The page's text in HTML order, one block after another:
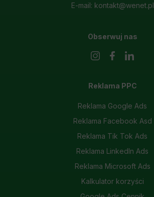
E-mail: kontakt@wenet.pl
Reklama PPC
Reklama Google Ads
Reklama Facebook Asd
Reklama Tik Tok Ads
Reklama LinkedIn Ads
Reklama Microsoft Ads
Kalkulator korzyści
Obserwuj nas